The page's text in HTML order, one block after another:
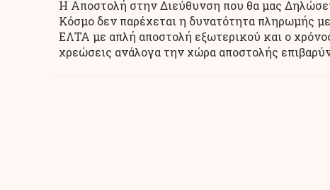
Η Αποστολή στην Διεύθυνση που θα μας
Κόσμο δεν παρέχεται η δυνατότητα πληρωμής
ΕΛΤΑ με απλή αποστολή εξωτερικού και ο
χρεώσεις ανάλογα την χώρα αποστολής